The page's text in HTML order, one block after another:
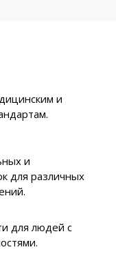
и
и
для различных
для людей с